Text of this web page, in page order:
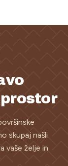
prostor
skupaj našli
vaše želje in